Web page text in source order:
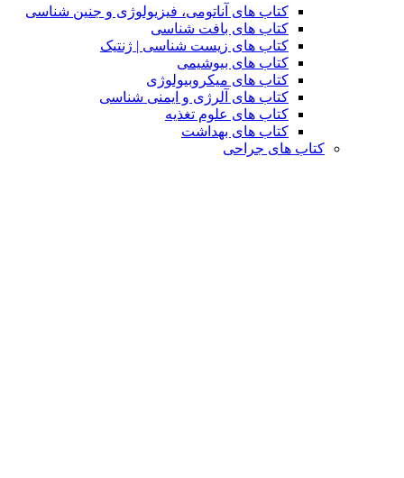
کتاب های آناتومی، فیزیولوژی و جنین شناسی
کتاب های بافت شناسی
کتاب های زیست شناسی | ژنتیک
کتاب های بیوشیمی
کتاب های میکروبیولوژی
کتاب های آلرژی و ایمنی شناسی
کتاب های علوم تغذیه
کتاب های بهداشت
کتاب های جراحی